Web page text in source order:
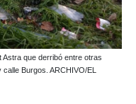
Astra que derribó entre otras
Burgos. ARCHIVO/EL